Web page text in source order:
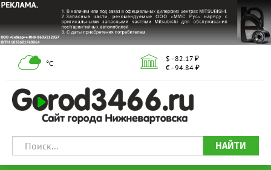
°С
$ - 82.17 ₽
€ - 94.84 ₽
НАЙТИ